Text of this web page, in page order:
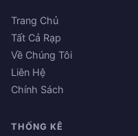
Trang Chủ
Tất Cả Rạp
Về Chúng Tôi
Liên Hệ
Chính Sách
THỐNG KÊ